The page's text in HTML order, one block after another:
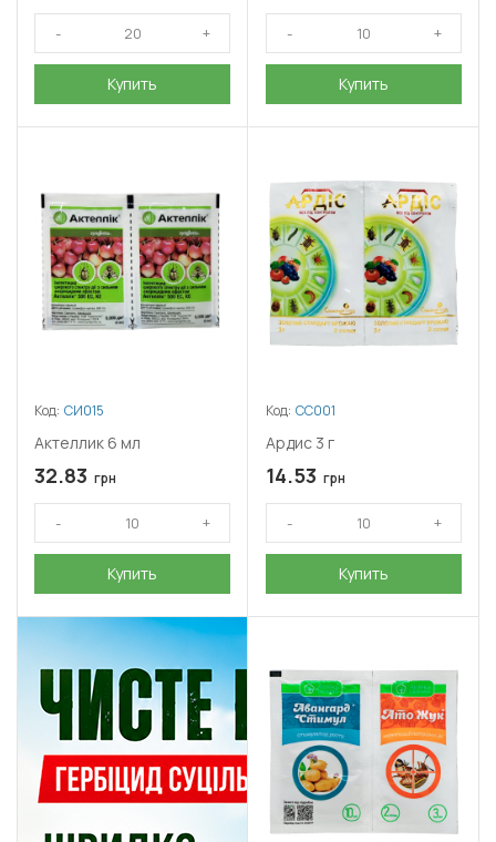
Купить Купить
Код: СИ015
Актеллик 6 мл
32.83 грн
Купить
Код: СС001
Ардис 3 г
14.53 грн
Купить